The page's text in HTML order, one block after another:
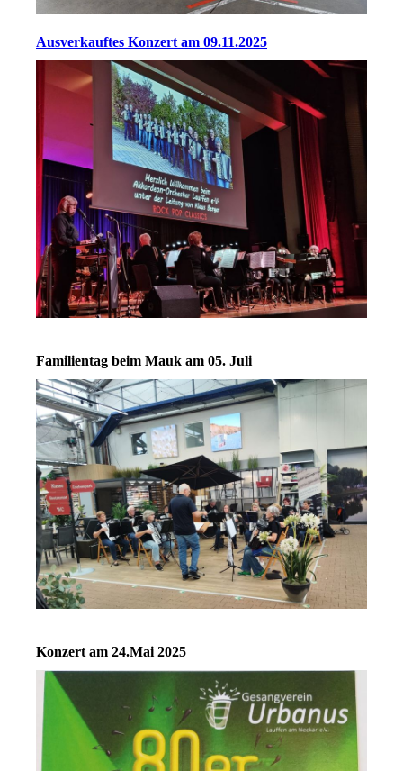
Ausverkauftes Konzert am 09.11.2025
Familientag beim Mauk am 05. Juli
Konzert am 24.Mai 2025